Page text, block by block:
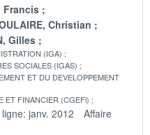
Francis
Christian
Gilles
(IGA)
SOCIALES (IGAS)
ET DU DEVELOPPEMENT
ET FINANCIER (CGEFi)
janv. 2012
Affaire